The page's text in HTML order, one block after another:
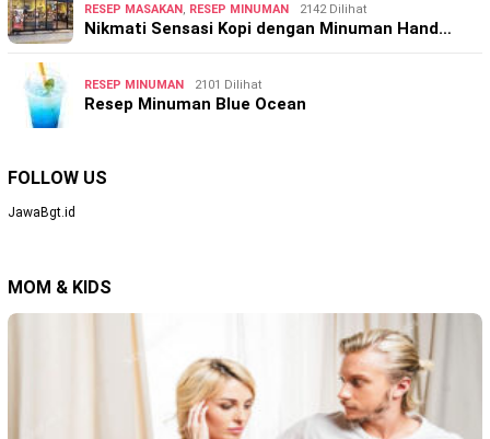
RESEP MASAKAN, RESEP MINUMAN 2142 Dilihat
Nikmati Sensasi Kopi dengan Minuman Hand…
RESEP MINUMAN 2101 Dilihat
Resep Minuman Blue Ocean
FOLLOW US
JawaBgt.id
MOM & KIDS